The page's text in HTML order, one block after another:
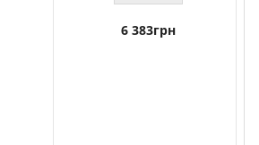
6 383грн